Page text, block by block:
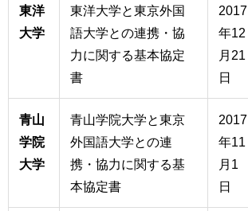
東洋
大学
東洋大学と東京外国
語大学との連携・協
力に関する基本協定
書
2017
年12
月21
日
青山
学院
大学
青山学院大学と東京
外国語大学との連
携・協力に関する基
本協定書
2017
年11
月1
日